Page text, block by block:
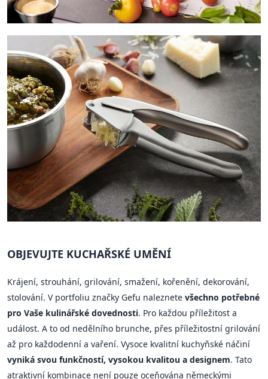
OBJEVUJTE KUCHAŘSKÉ UMĚNÍ
Krájení, strouhání, grilování, smažení, kořenění, dekorování,
stolování. V portfoliu značky Gefu naleznete všechno potřebné
pro Vaše kulinářské dovednosti. Pro každou příležitost a
událost. A to od nedělního brunche, přes příležitostní grilování
až pro každodenní a vaření. Vysoce kvalitní kuchyňské náčiní
vyniká svou funkčností, vysokou kvalitou a designem. Tato
atraktivní kombinace není pouze oceňována německými